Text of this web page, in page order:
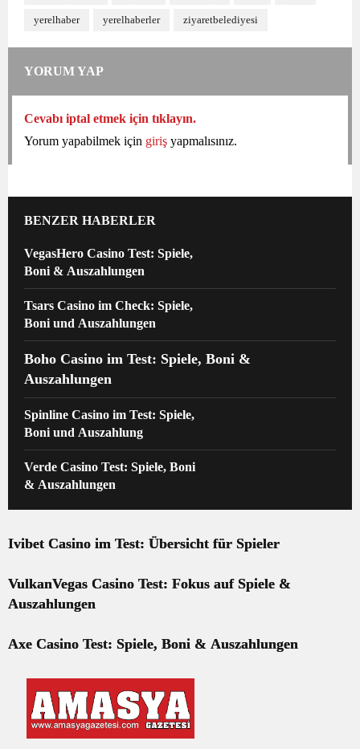
yerelhaber yerelhaberler ziyaretbelediyesi
YORUM YAP
Cevabı iptal etmek için tıklayın.
Yorum yapabilmek için giriş yapmalısınız.
BENZER HABERLER
VegasHero Casino Test: Spiele,
Boni & Auszahlungen
Tsars Casino im Check: Spiele,
Boni und Auszahlungen
Boho Casino im Test: Spiele, Boni &
Auszahlungen
Spinline Casino im Test: Spiele,
Boni und Auszahlung
Verde Casino Test: Spiele, Boni
& Auszahlungen
Ivibet Casino im Test: Übersicht für Spieler
VulkanVegas Casino Test: Fokus auf Spiele &
Auszahlungen
Axe Casino Test: Spiele, Boni & Auszahlungen